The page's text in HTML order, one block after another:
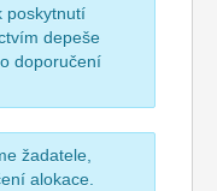
poskytnutí
depeše
doporučení
žadatele,
alokace.